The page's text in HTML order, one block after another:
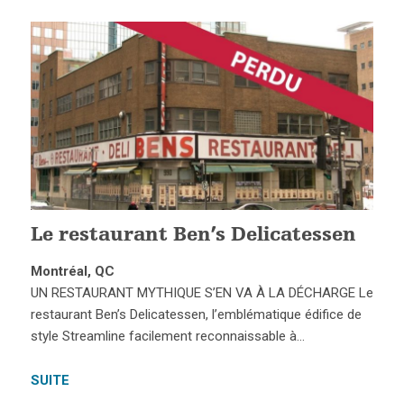
Le restaurant Ben’s Delicatessen
Montréal, QC
UN RESTAURANT MYTHIQUE S’EN VA À LA DÉCHARGE Le
restaurant Ben’s Delicatessen, l’emblématique édifice de
style Streamline facilement reconnaissable à…
SUITE